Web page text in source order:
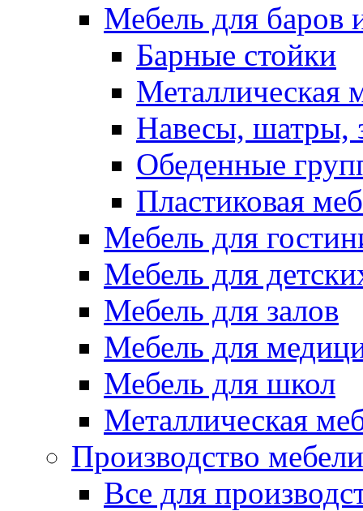
Мебель для баров
Барные стойки
Металлическая
Навесы, шатры,
Обеденные
Пластиковая
Мебель для
Мебель для
Мебель для залов
Мебель для
Мебель для школ
Металлическая
Производство мебели
Все для